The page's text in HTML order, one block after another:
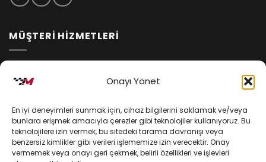
Onayı Yönet
En iyi deneyimleri sunmak için, cihaz bilgilerini saklamak ve/veya
bunlara erişmek amacıyla çerezler gibi teknolojiler kullanıyoruz. Bu
teknolojilere izin vermek, bu sitedeki tarama davranışı veya
benzersiz kimlikler gibi verileri işlememize izin verecektir. Onay
vermemek veya onayı geri çekmek, belirli özellikleri ve işlevleri
MÜŞTERİ HİZMETLERİ
Kişisel Verilerin Korunması
Mesafeli Satış Sözleşmesi